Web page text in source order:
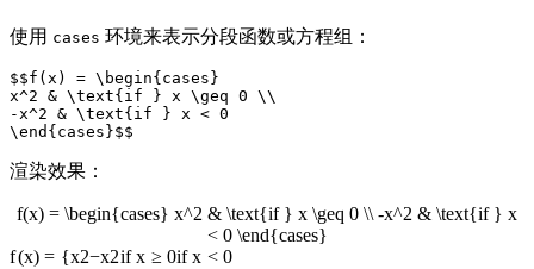
使用 cases 环境来表示分段函数或方程组：
$$f(x) = \begin{cases}
x^2 & \text{if } x \geq 0 \\
-x^2 & \text{if } x < 0
渲染效果：
f(x) = \begin{cases} x^2 & \text{if } x \geq 0 \\ -x^2 & \text{if } x
< 0 \end{cases}
f(x) = {x2−x2ifx ≥ 0ifx < 0